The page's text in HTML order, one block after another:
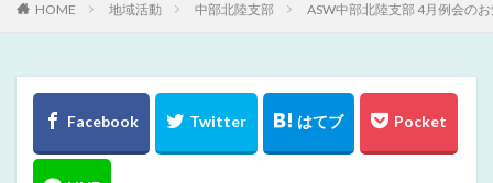
HOME 地域活動 中部北陸支部 ASW中部北陸支部 4月例会の